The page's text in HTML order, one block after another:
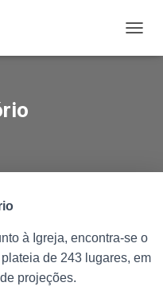
à Igreja, encontra-se o
de 243 lugares, em
projeções.